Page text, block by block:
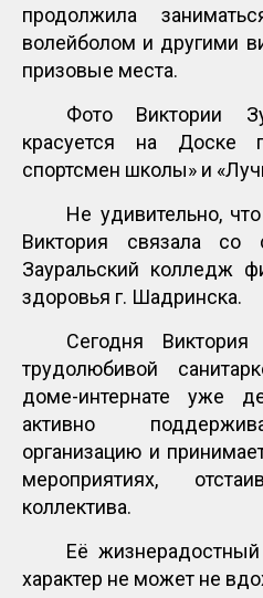
продолжила
волейболом и другими
призовые места.
Фото Виктории
красуется на Доске
спортсмен школы» и
Не удивительно,
Виктория связала со
Зауральский колледж
здоровья г. Шадринска.
Сегодня
трудолюбивой
доме-интернате уже
активно
организацию и
мероприятиях,
коллектива.
Её
характер не может не